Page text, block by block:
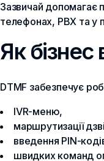
Зазвичай допомагає
телефонах, PBX та у
Як
DTMF забезпечує
IVR-меню,
маршрутизації
введення PIN-
швидких команд